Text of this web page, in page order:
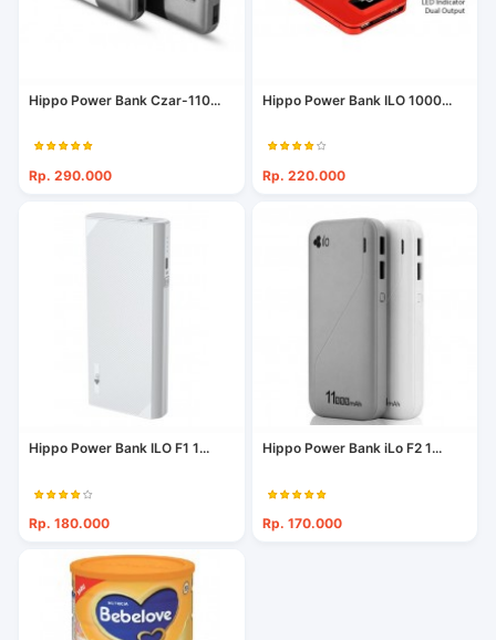
Hippo Power Bank Czar-110...
Rp. 290.000
Hippo Power Bank ILO 1000...
Rp. 220.000
Hippo Power Bank ILO F1 1...
Rp. 180.000
Hippo Power Bank iLo F2 1...
Rp. 170.000